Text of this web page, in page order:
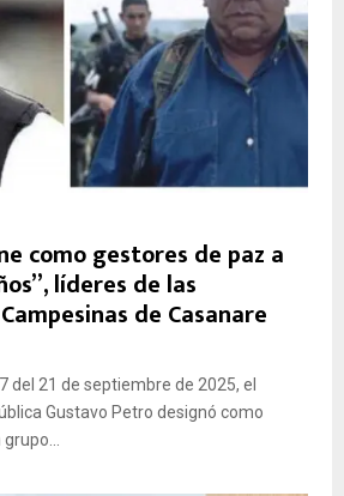
como gestores de paz a
líderes de las
de Casanare
del 21 de septiembre de 2025, el
Gustavo Petro designó como